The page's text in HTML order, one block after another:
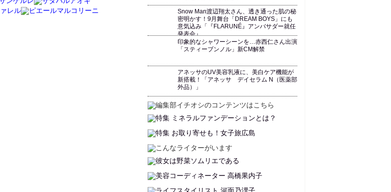
Snow Man渡辺翔太さん、透き通った肌の秘
密明かす！9月舞台「DREAM BOYS」にも
意気込み「『FLARUNÉ』アンバサダー就任
発表会』
印象的なシャワーシーンを…赤西仁さん出演
「スティーブンノル」新CM解禁
アネッサのUV美容乳液に、美白ケア機能が
新搭載！「アネッサ デイセラム N（医薬部
外品）」